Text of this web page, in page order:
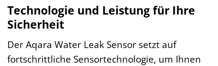
Technologie und Leistung für Ihre
Sicherheit
Der Aqara Water Leak Sensor setzt auf
fortschrittliche Sensortechnologie, um Ihnen